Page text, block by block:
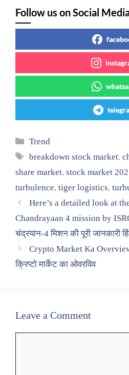
Follow us on Social
Categories
Trend
Tags
breakdown stock market,
share market, stock market
turbulence, tiger logistics,
Here’s a detailed look at
Chandrayaan 4 mission by
चंद्रयान-4 मिशन की पूरी जानकारी
Crypto Market Ka
क्रिप्टो मार्केट का ओवरविव
Leave a Comment